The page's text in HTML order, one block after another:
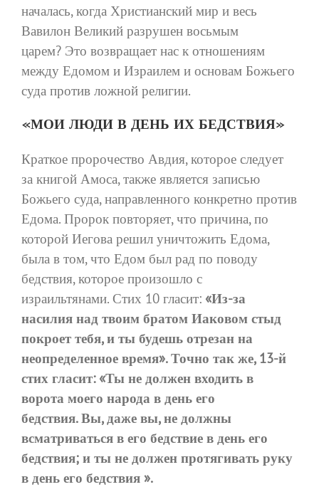
началась, когда Христианский мир и весь
Вавилон Великий разрушен восьмым
царем? Это возвращает нас к отношениям
между Едомом и Израилем и основам Божьего
суда против ложной религии.
«МОИ ЛЮДИ В ДЕНЬ ИХ БЕДСТВИЯ»
Краткое пророчество Авдия, которое следует
за книгой Амоса, также является записью
Божьего суда, направленного конкретно против
Едома. Пророк повторяет, что причина, по
которой Иегова решил уничтожить Едома,
была в том, что Едом был рад по поводу
бедствия, которое произошло с
израильтянами. Стих 10 гласит: «Из-за
насилия над твоим братом Иаковом стыд
покроет тебя, и ты будешь отрезан на
неопределенное время». Точно так же, 13-й
стих гласит: «Ты не должен входить в
ворота моего народа в день его
бедствия. Вы, даже вы, не должны
всматриваться в его бедствие в день его
бедствия; и ты не должен протягивать руку
в день его бедствия ».